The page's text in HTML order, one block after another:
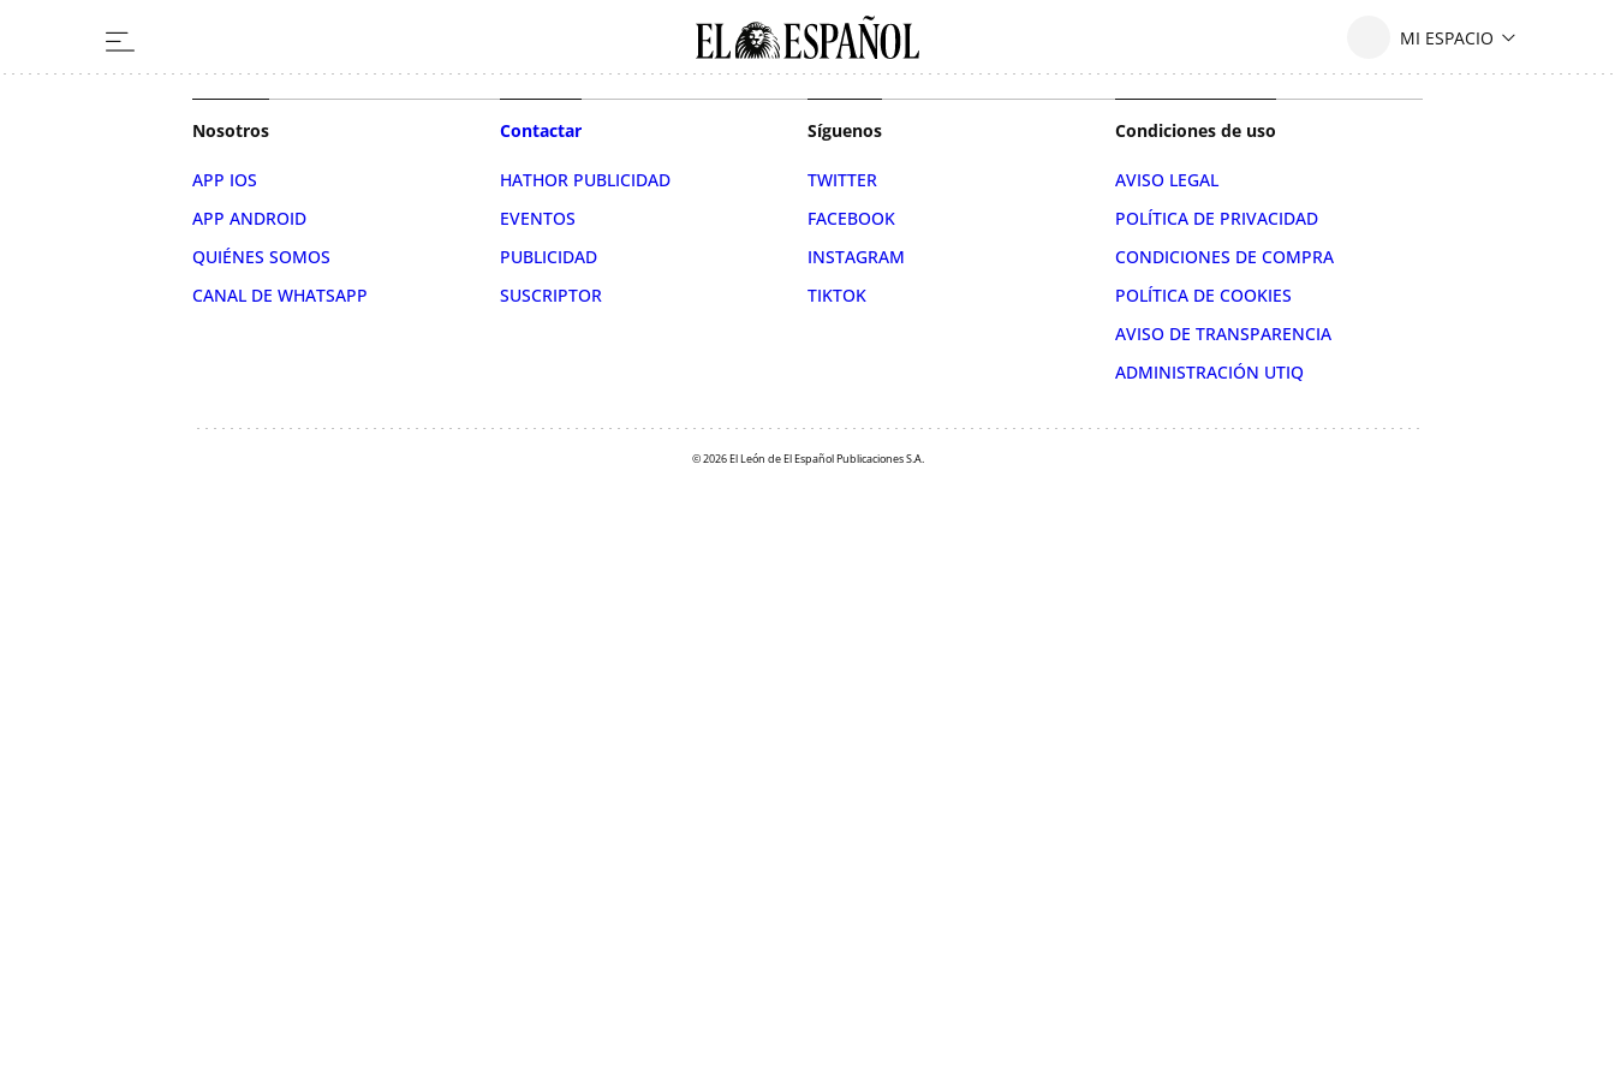
Nosotros
APP IOS
APP ANDROID
QUIÉNES SOMOS
CANAL DE WHATSAPP
Contactar
HATHOR PUBLICIDAD
EVENTOS
PUBLICIDAD
SUSCRIPTOR
Síguenos
TWITTER
FACEBOOK
INSTAGRAM
TIKTOK
Condiciones de uso
AVISO LEGAL
POLÍTICA DE PRIVACIDAD
CONDICIONES DE COMPRA
POLÍTICA DE COOKIES
AVISO DE TRANSPARENCIA
ADMINISTRACIÓN UTIQ
© 2026 El León de El Español Publicaciones S.A.